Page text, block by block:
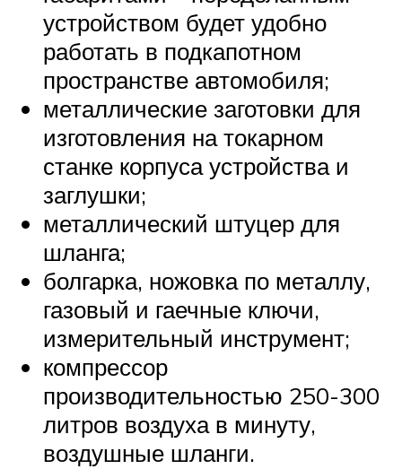
устройством будет удобно
работать в подкапотном
пространстве автомобиля;
металлические заготовки для
изготовления на токарном
станке корпуса устройства и
заглушки;
металлический штуцер для
шланга;
болгарка, ножовка по металлу,
газовый и гаечные ключи,
измерительный инструмент;
компрессор
производительностью 250-300
литров воздуха в минуту,
воздушные шланги.